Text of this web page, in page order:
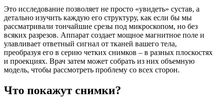
Это исследование позволяет не просто «увидеть» сустав, а
детально изучить каждую его структуру, как если бы мы
рассматривали тончайшие срезы под микроскопом, но без
всяких разрезов. Аппарат создает мощное магнитное поле и
улавливает ответный сигнал от тканей вашего тела,
преобразуя его в серию четких снимков – в разных плоскостях
и проекциях. Врач затем может собрать из них объемную
модель, чтобы рассмотреть проблему со всех сторон.
Что покажут снимки?